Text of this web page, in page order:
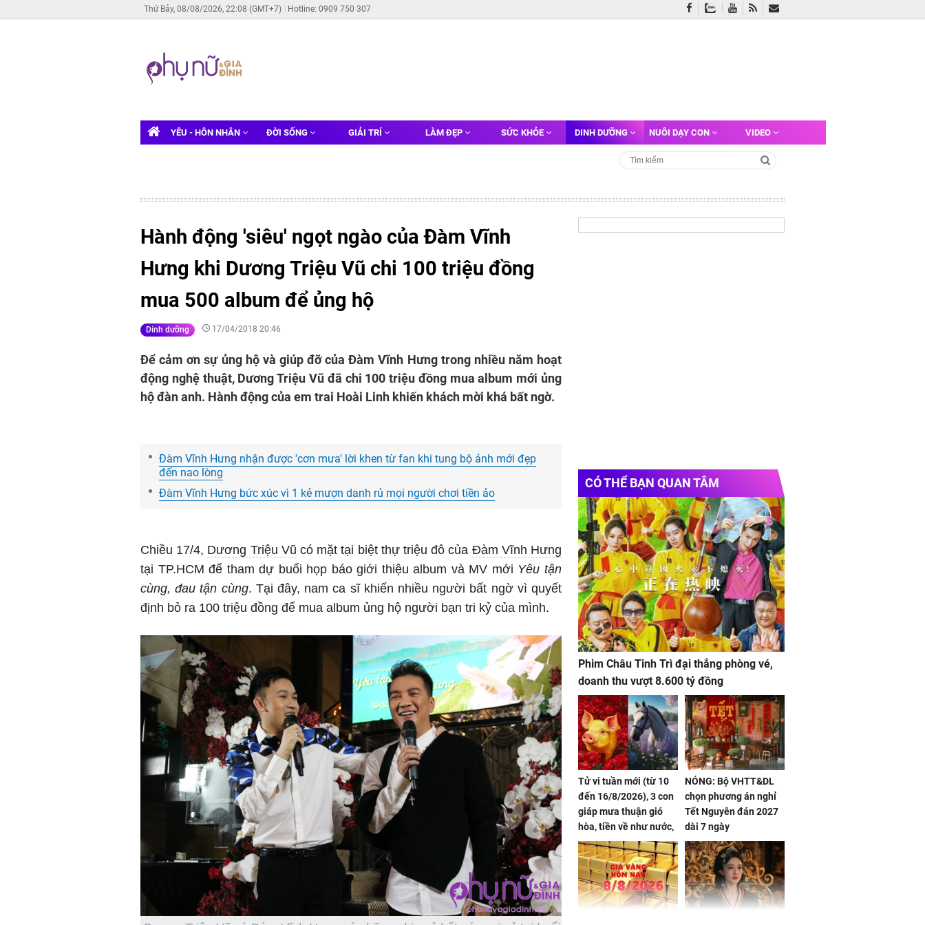
Thứ Bảy, 08/08/2026, 22:08 (GMT+7) Hotline: 0909 750 307
YÊU - HÔN NHÂN ĐỜI SỐNG GIẢI TRÍ LÀM ĐẸP SỨC KHỎE DINH DƯỠNG NUÔI DẠY CON VIDEO
Hành động 'siêu' ngọt ngào của Đàm Vĩnh
Hưng khi Dương Triệu Vũ chi 100 triệu đồng
mua 500 album để ủng hộ
Dinh dưỡng 17/04/2018 20:46
Để cảm ơn sự ủng hộ và giúp đỡ của Đàm Vĩnh Hưng trong nhiều năm hoạt
động nghệ thuật, Dương Triệu Vũ đã chi 100 triệu đồng mua album mới ủng
hộ đàn anh. Hành động của em trai Hoài Linh khiến khách mời khá bất ngờ.
Đàm Vĩnh Hưng nhận được 'cơn mưa' lời khen từ fan khi tung bộ ảnh mới đẹp
đến nao lòng
Đàm Vĩnh Hưng bức xúc vì 1 kẻ mượn danh rủ mọi người chơi tiền ảo
Chiều 17/4, Dương Triệu Vũ có mặt tại biệt thự triệu đô của Đàm Vĩnh Hưng
tại TP.HCM để tham dự buổi họp báo giới thiệu album và MV mới Yêu tận
cùng, đau tận cùng. Tại đây, nam ca sĩ khiến nhiều người bất ngờ vì quyết
định bỏ ra 100 triệu đồng để mua album ủng hộ người bạn tri kỷ của mình.
CÓ THỂ BẠN QUAN TÂM
Phim Châu Tinh Trì đại thắng phòng vé,
doanh thu vượt 8.600 tỷ đồng
Tử vi tuần mới (từ 10
đến 16/8/2026), 3 con
giáp mưa thuận gió
hòa, tiền về như nước,
bạc vàng dư dả, Phú
Quý Vinh Hoa, vận
trình khai sáng
NÓNG: Bộ VHTT&DL
chọn phương án nghỉ
Tết Nguyên đán 2027
dài 7 ngày